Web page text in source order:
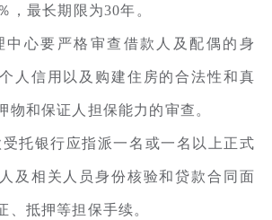
，最长期限为30年。
中心要严格审查借款人及配偶的身
人信用以及购建住房的合法性和真
物和保证人担保能力的审查。
受托银行应指派一名或一名以上正式
及相关人员身份核验和贷款合同面
、抵押等担保手续。